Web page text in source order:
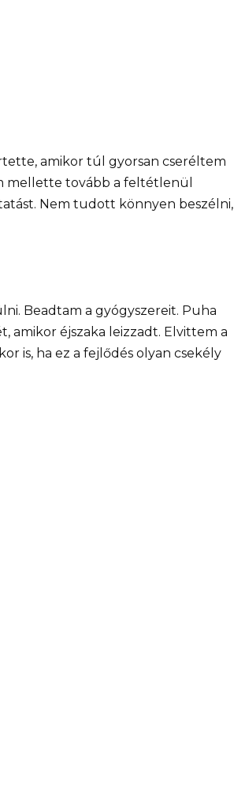
amikor túl gyorsan cseréltem
mellette tovább a feltétlenül
Nem tudott könnyen beszélni,
Beadtam a gyógyszereit. Puha
amikor éjszaka leizzadt. Elvittem a
is, ha ez a fejlődés olyan csekély